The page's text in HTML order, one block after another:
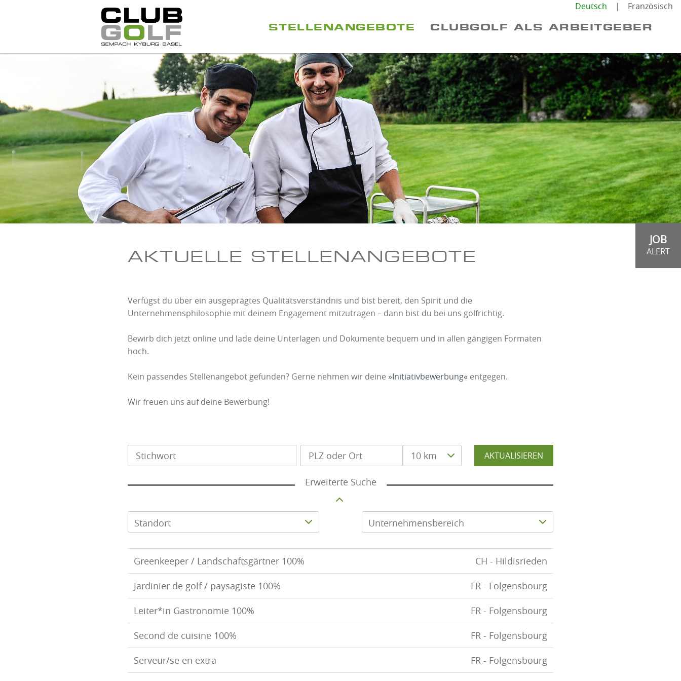
Deutsch Französisch
STELLENANGEBOTE CLUBGOLF ALS ARBEITGEBER
AKTUELLE STELLENANGEBOTE
Verfügst du über ein ausgeprägtes Qualitätsverständnis und bist bereit, den Spirit und die
Unternehmensphilosophie mit deinem Engagement mitzutragen – dann bist du bei uns golfrichtig.
Bewirb dich jetzt online und lade deine Unterlagen und Dokumente bequem und in allen gängigen Formaten
hoch.
Kein passendes Stellenangebot gefunden? Gerne nehmen wir deine Initiativbewerbung entgegen.
Wir freuen uns auf deine Bewerbung!
10 km AKTUALISIEREN
Erweiterte Suche
Standort Unternehmensbereich
Greenkeeper / Landschaftsgärtner 100% CH - Hildisrieden
Jardinier de golf / paysagiste 100% FR - Folgensbourg
Leiter*in Gastronomie 100% FR - Folgensbourg
Second de cuisine 100% FR - Folgensbourg
Serveur/se en extra FR - Folgensbourg
JOB
ALERT